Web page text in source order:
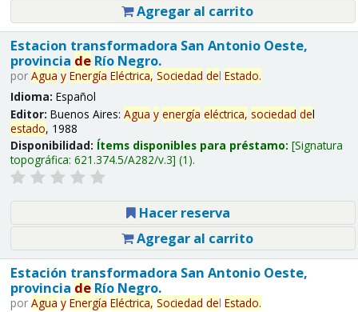
Agregar al carrito
Estacion transformadora San Antonio Oeste,
provincia deRío Negro.
por Agua y Energía Eléctrica, Sociedad del Estado.
Idioma: Español
Editor: Buenos Aires: Agua y energía eléctrica, sociedad del
estado, 1988
Disponibilidad: Ítems disponibles para préstamo: Signatura
topográfica: 621.374.5/A282/v.3 (1).
Hacer reserva
Agregar al carrito
Estación transformadora San Antonio Oeste,
provincia deRío Negro.
por Agua y Energía Eléctrica, Sociedad del Estado.